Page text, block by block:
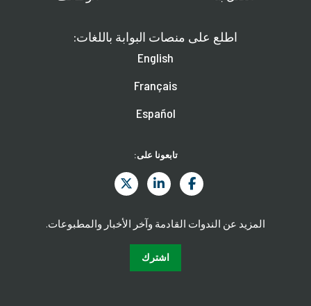
اطلع على منصات البوابة باللغات:
English
Français
Español
تابعونا على:
المزيد عن الندوات القادمة وآخر الأخبار والمطبوعات.
اشترك